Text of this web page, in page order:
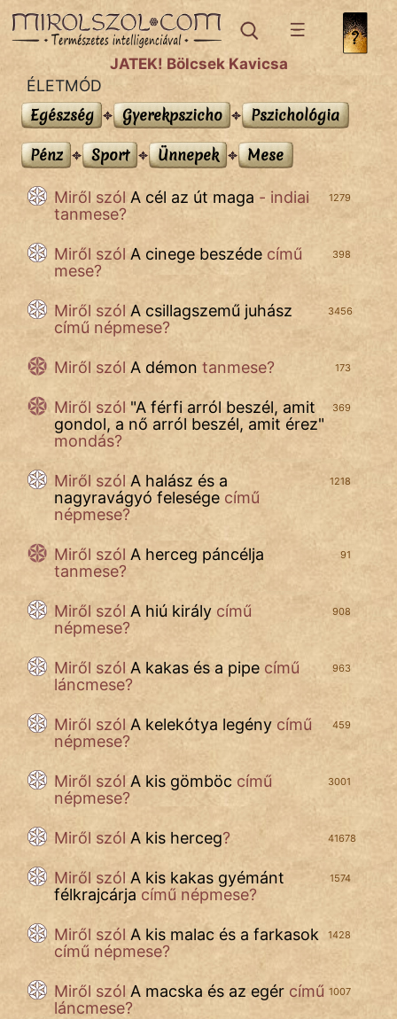
IRODALOM
SZÓLÁS
És
KÖZMONDÁS
ZENE
FILM
És
TÖRTÉNELEM
Népszerű szerzőink:
cinege
fantom
Hunor
Jób Gedeon
Láron Ádám
mikkamakka
vörös ördög
NapHold
Név nélkül
pszichopati
szegény legény
Hoffer Botond
szemfüles
JÁTÉK! Bölcsek Kavicsa
ÉLETMÓD
Egészség
Egészség Gyerekpszicho
Gyerekpszicho Pszichológia
Pszichológia
Pénz
Pénz Sport
Sport Ünnepek
Ünnepek Mese
Mese
1279
Miről szól A cél az út maga - indiai
tanmese?
398
Miről szól A cinege beszéde című
mese?
3456
Miről szól A csillagszemű juhász
című népmese?
173
Miről szól A démon tanmese?
369
Miről szól "A férfi arról beszél, amit
gondol, a nő arról beszél, amit érez"
mondás?
1218
Miről szól A halász és a
nagyravágyó felesége című
népmese?
91
Miről szól A herceg páncélja
tanmese?
908
Miről szól A hiú király című
népmese?
963
Miről szól A kakas és a pipe című
láncmese?
459
Miről szól A kelekótya legény című
népmese?
3001
Miről szól A kis gömböc című
népmese?
41678
Miről szól A kis herceg?
1574
Miről szól A kis kakas gyémánt
félkrajcárja című népmese?
1428
Miről szól A kis malac és a farkasok
című népmese?
1007
Miről szól A macska és az egér című
láncmese?